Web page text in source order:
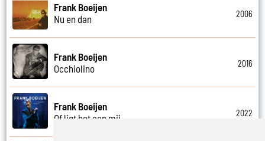
Frank Boeijen
Nu en dan
2006
Frank Boeijen
Occhiolino
2016
Frank Boeijen
Of ligt het aan mij
2022